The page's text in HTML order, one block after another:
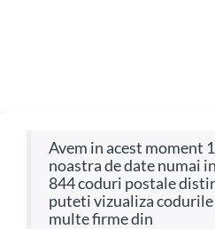
avem in acest moment 124.930 firme in baza
noastra de date numai
844 coduri postale
puteti vizualiza codurile
multe firme din